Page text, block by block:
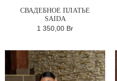
СВАДЕБНОЕ ПЛАТЬЕ
SAIDA
1 350,00 Br